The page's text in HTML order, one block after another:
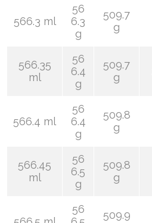
566.3 ml
56
6.3
g
509.7
g
566.35
ml
56
6.4
g
509.7
g
566.4 ml
56
6.4
g
509.8
g
566.45
ml
56
6.5
g
509.8
g
56
509.9